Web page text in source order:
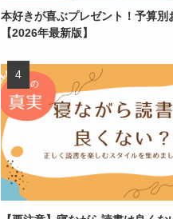
本好きが喜ぶプレゼント！予算別
【2026年最新版】